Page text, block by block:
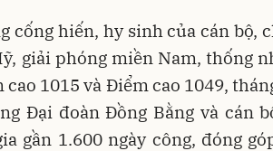
cống hiến, hy sinh của cán bộ,
giải phóng miền Nam, thống
1015 và Điểm cao 1049,
Đại đoàn Đồng Bằng và cán
gần 1.600 ngày công, đóng